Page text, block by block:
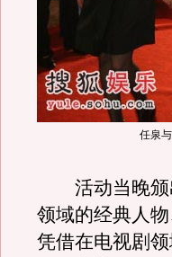
任泉
活动当晚颁
领域的经典人
凭借在电视剧